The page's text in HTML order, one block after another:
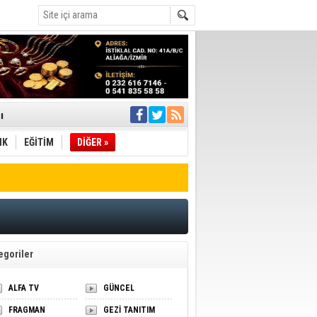
İletti
müdahale
EĞİTİM DİĞER »
ALFA TV GÜNCEL
FRAGMAN GEZİ TANITIM